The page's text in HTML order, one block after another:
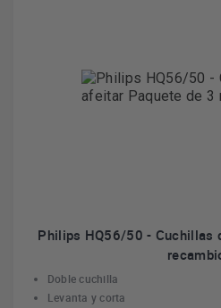
Philips HQ56/50 - Cuchillas
Doble cuchilla
Levanta y corta